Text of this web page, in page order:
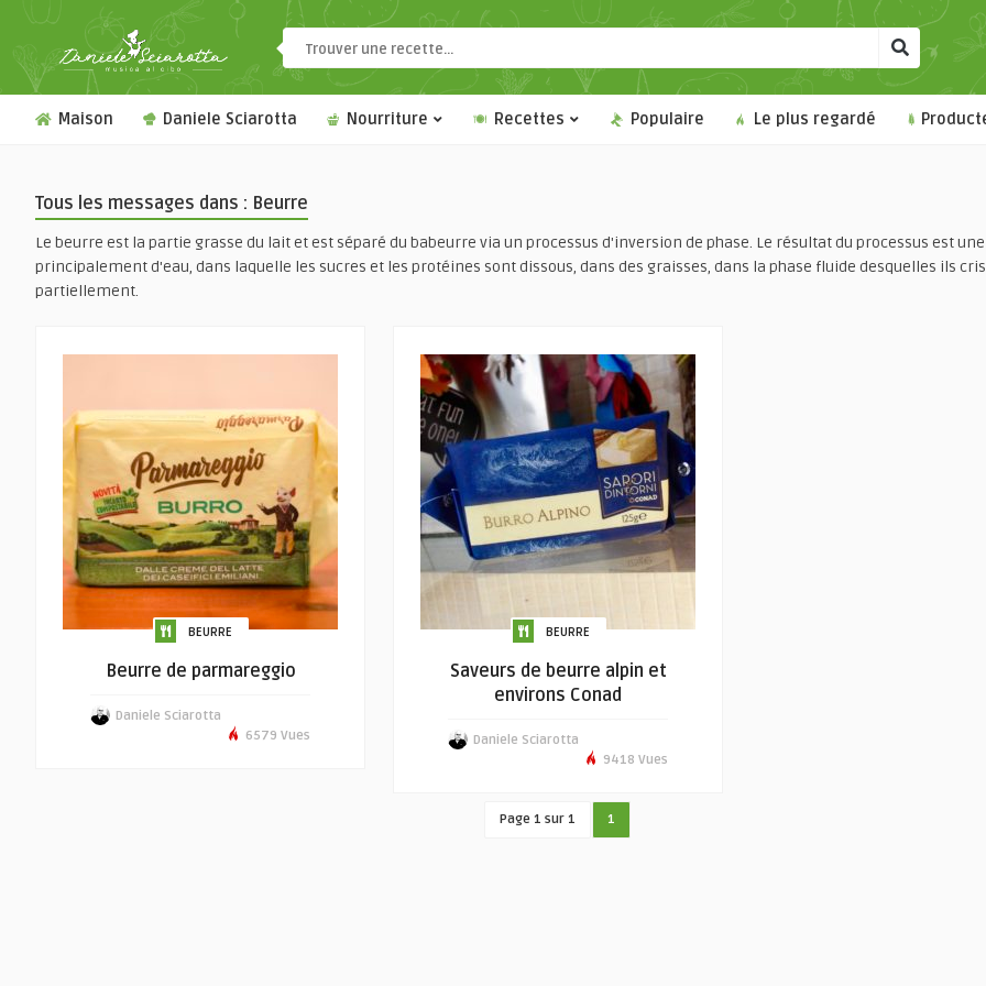
Maison Daniele Sciarotta Nourriture Recettes Populaire Le plus regardé
Tous les messages dans : Beurre
Le beurre est la partie grasse du lait et est séparé du babeurre via un processus d'inversion de phase. Le résultat du processus est
principalement d'eau, dans laquelle les sucres et les protéines sont dissous, dans des graisses, dans la phase fluide desquelles ils
partiellement.
BEURRE
Beurre de parmareggio
Daniele Sciarotta
6579 Vues
BEURRE
Saveurs de beurre alpin et
environs Conad
Daniele Sciarotta
9418 Vues
Page 1 sur 1 1